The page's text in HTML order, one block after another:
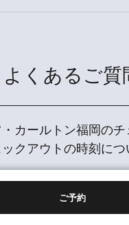
ご予約
よくあるご質
カールトン福岡のチ
クアウトの時刻につ